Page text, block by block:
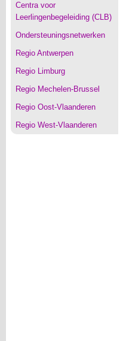
Centra voor
Leerlingenbegeleiding (CLB)
Ondersteuningsnetwerken
Regio Antwerpen
Regio Limburg
Regio Mechelen-Brussel
Regio Oost-Vlaanderen
Regio West-Vlaanderen